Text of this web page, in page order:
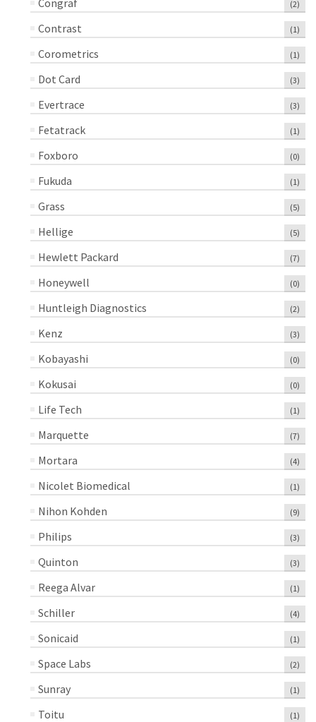
Congraf (2)
Contrast (1)
Corometrics (1)
Dot Card (3)
Evertrace (3)
Fetatrack (1)
Foxboro (0)
Fukuda (1)
Grass (5)
Hellige (5)
Hewlett Packard (7)
Honeywell (0)
Huntleigh Diagnostics (2)
Kenz (3)
Kobayashi (0)
Kokusai (0)
Life Tech (1)
Marquette (7)
Mortara (4)
Nicolet Biomedical (1)
Nihon Kohden (9)
Philips (3)
Quinton (3)
Reega Alvar (1)
Schiller (4)
Sonicaid (1)
Space Labs (2)
Sunray (1)
Toitu (1)